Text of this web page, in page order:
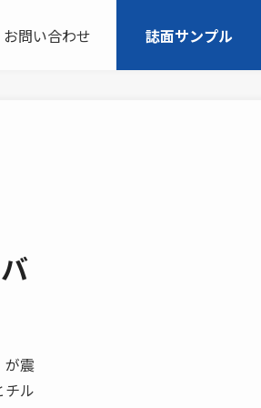
お問い合わせ 誌面サンプル
震
ル